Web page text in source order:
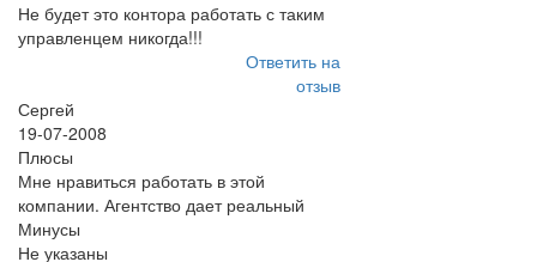
Не будет это контора работать с таким
управленцем никогда!!!
Ответить на
отзыв
Сергей
19-07-2008
Плюсы
Мне нравиться работать в этой
компании. Агентство дает реальный
Минусы
Не указаны